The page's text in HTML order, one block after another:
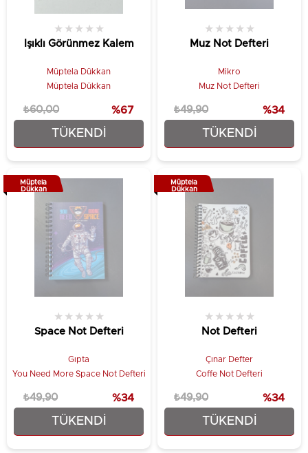
TÜKENDI
Işıklı Görünmez Kalem
★ ★ ★ ★ ★
Müptela Dükkan
Müptela Dükkan
₺19,90
₺60,00 %67
TÜKENDI
Muz Not Defteri
★ ★ ★ ★ ★
Mikro
Muz Not Defteri
₺32,90
₺49,90 %34
TÜKENDI
Space Not Defteri
★ ★ ★ ★ ★
Gıpta
You Need More Space Not Defteri
₺32,90
₺49,90 %34
Müptela
Dükkan
TÜKENDI
Not Defteri
★ ★ ★ ★ ★
Çınar Defter
Coffe Not Defteri
₺32,90
₺49,90 %34
Müptela
Dükkan